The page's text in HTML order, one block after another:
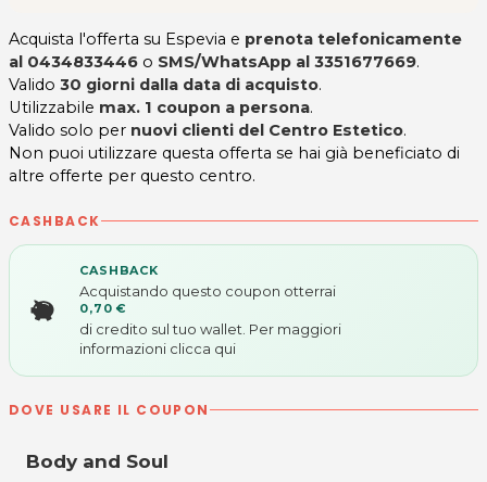
Acquista l'offerta su Espevia e prenota telefonicamente
al 0434833446 o SMS/WhatsApp al 3351677669.
Valido 30 giorni dalla data di acquisto.
Utilizzabile max. 1 coupon a persona.
Valido solo per nuovi clienti del Centro Estetico.
Non puoi utilizzare questa offerta se hai già beneficiato di
altre offerte per questo centro.
CASHBACK
CASHBACK
Acquistando questo coupon otterrai
0,70 €
di credito sul tuo wallet. Per maggiori
informazioni clicca qui
DOVE USARE IL COUPON
Body and Soul